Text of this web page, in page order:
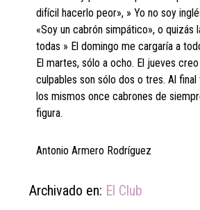
difícil hacerlo peor», » Yo no soy
«Soy un cabrón simpático», o quizás
todas » El domingo me cargaría a
El martes, sólo a ocho. El jueves
culpables son sólo dos o tres. Al final
los mismos once cabrones de
figura.
Antonio Armero Rodríguez
Archivado en: El Club